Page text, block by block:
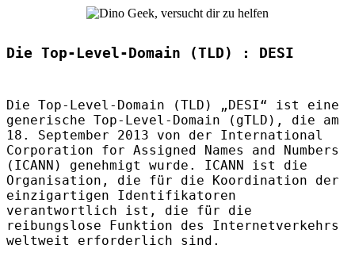
Die Top-Level-Domain (TLD) : DESI
Die Top-Level-Domain (TLD ) „DESI“ ist eine
generische Top-Level-Domain (gTLD), die am
18. September 2013 von der International
Corporation for Assigned Names and Numbers
( ICANN ) genehmigt wurde. ICANN ist die
Organisation, die für die Koordination der
einzigartigen Identifikatoren
verantwortlich ist, die für die
reibungslose Funktion des Internetverkehrs
weltweit erforderlich sind.